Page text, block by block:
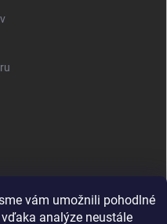
vám umožnili pohodlné
analýze neustále